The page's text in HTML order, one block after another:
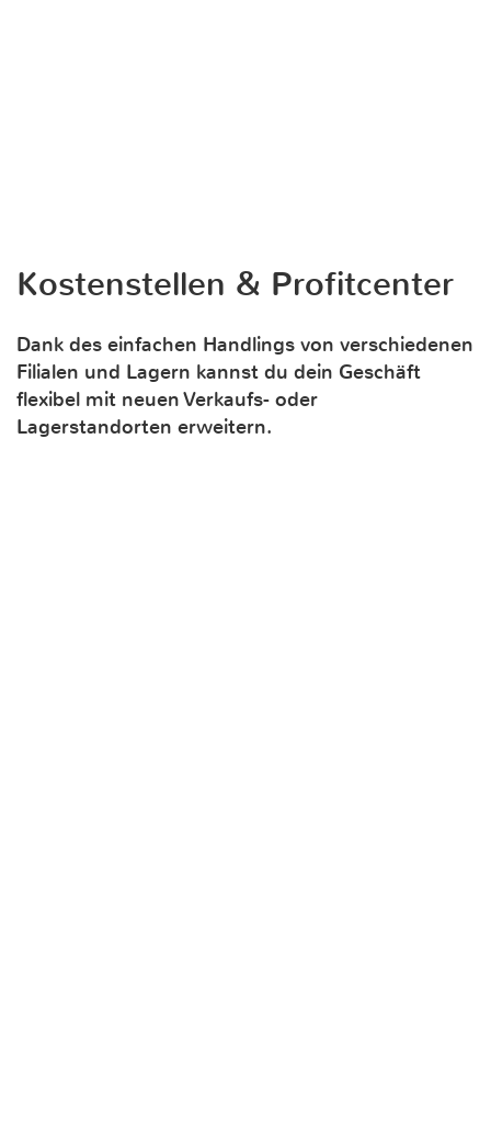
Kostenstellen & Profitcenter
Dank des einfachen Handlings von verschiedenen
Filialen und Lagern kannst du dein Geschäft
flexibel mit neuen Verkaufs- oder
Lagerstandorten erweitern.